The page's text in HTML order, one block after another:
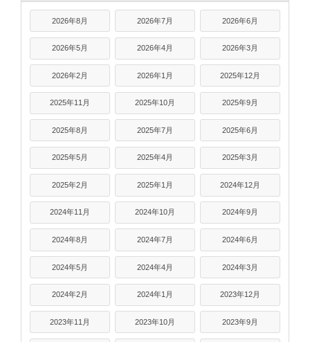
2026年8月 2026年7月 2026年6月
2026年5月 2026年4月 2026年3月
2026年2月 2026年1月 2025年12月
2025年11月 2025年10月 2025年9月
2025年8月 2025年7月 2025年6月
2025年5月 2025年4月 2025年3月
2025年2月 2025年1月 2024年12月
2024年11月 2024年10月 2024年9月
2024年8月 2024年7月 2024年6月
2024年5月 2024年4月 2024年3月
2024年2月 2024年1月 2023年12月
2023年11月 2023年10月 2023年9月